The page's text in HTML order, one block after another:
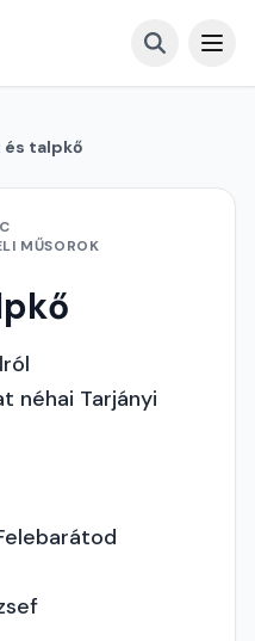
és talpkő
MŰSOROK
néhai Tarjányi